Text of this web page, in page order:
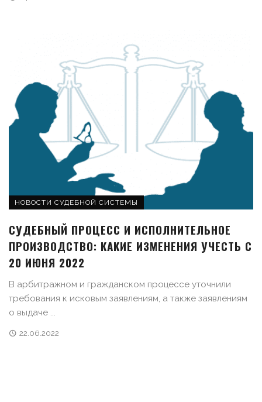
НОВОСТИ СУДЕБНОЙ СИСТЕМЫ
СУДЕБНЫЙ ПРОЦЕСС И ИСПОЛНИТЕЛЬНОЕ
ПРОИЗВОДСТВО: КАКИЕ ИЗМЕНЕНИЯ УЧЕСТЬ С
20 ИЮНЯ 2022
В арбитражном и гражданском процессе уточнили
требования к исковым заявлениям, а также заявлениям
о выдаче ...
22.06.2022